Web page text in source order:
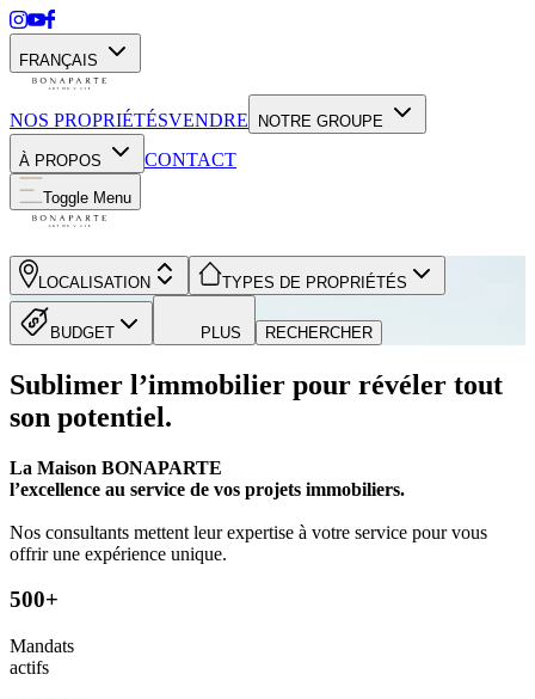
FRANÇAIS
NOS PROPRIÉTÉSVENDRE NOTRE GROUPE
À PROPOS CONTACT
Toggle Menu
LOCALISATION TYPES DE PROPRIÉTÉS
BUDGET PLUS RECHERCHER
Sublimer l’immobilier pour révéler tout
son potentiel.
La Maison BONAPARTE
l’excellence au service de vos projets immobiliers.
Nos consultants mettent leur expertise à votre service pour vous
offrir une expérience unique.
500+
Mandats
actifs